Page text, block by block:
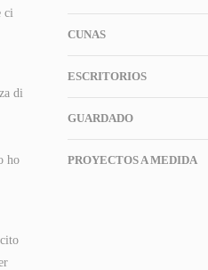
ci
di
ho
CUNAS
ESCRITORIOS
GUARDADO
PROYECTOS A MEDIDA